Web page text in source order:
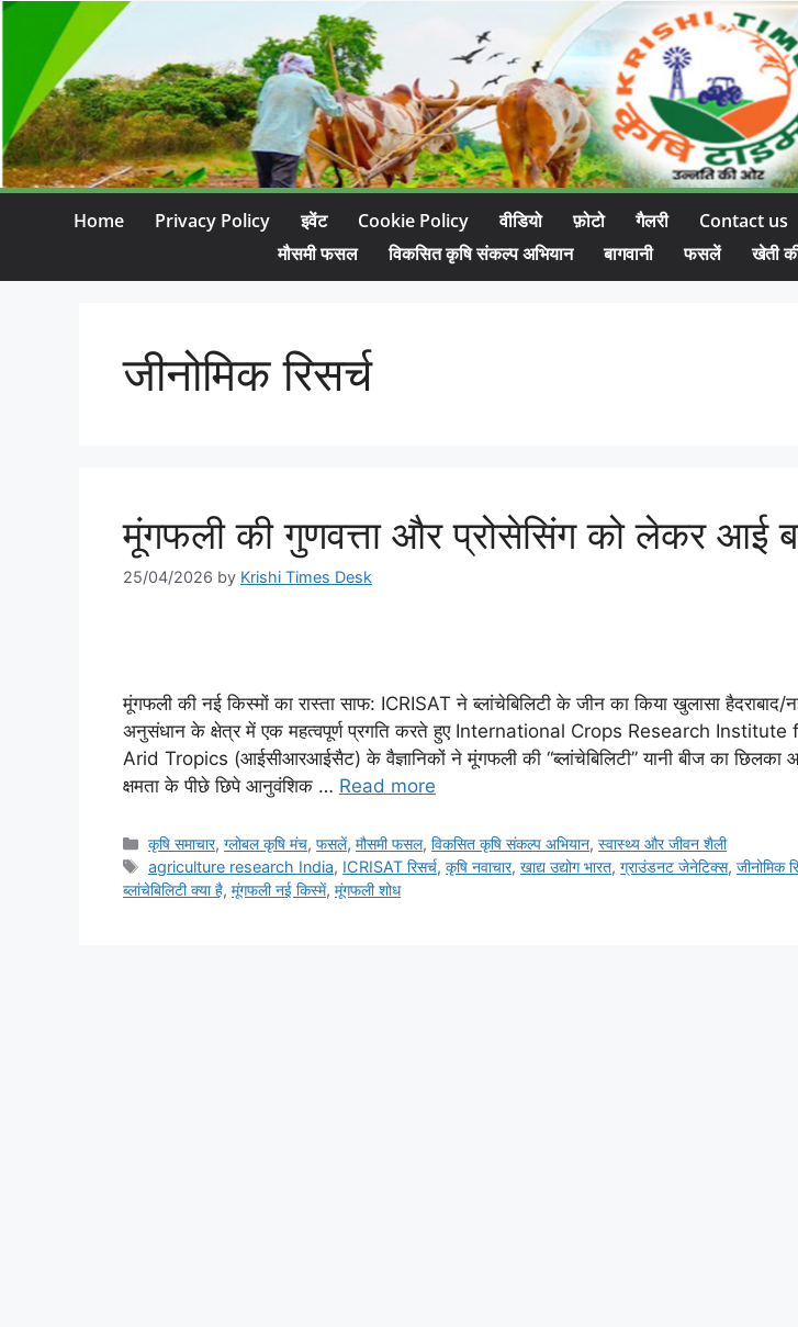
Home Privacy Policy इवेंट Cookie Policy वीडियो फ़ोटो गैलरी Contact us
मौसमी फसल
विकसित कृषि संकल्प अभियान बागवानी फसलें खेती
जीनोमिक रिसर्च
मूंगफली की गुणवत्ता और प्रोसेसिंग को लेकर आई
25/04/2026 by Krishi Times Desk
मूंगफली की नई किस्मों का रास्ता साफ: ICRISAT ने ब्लांचेबिलिटी के जीन का किया खुलासा हैदराबाद/
अनुसंधान के क्षेत्र में एक महत्वपूर्ण प्रगति करते हुए International Crops Research
Arid Tropics (आईसीआरआईसैट) के वैज्ञानिकों ने मूंगफली की “ब्लांचेबिलिटी” यानी बीज का छिलका
क्षमता के पीछे छिपे आनुवंशिक … Read more
कृषि समाचार,ग्लोबल कृषि मंच,फसलें,मौसमी फसल,विकसित कृषि संकल्प अभियान,स्वास्थ्य और जीवन शैली
agriculture research India, ICRISAT रिसर्च,कृषि नवाचार,खाद्य उद्योग भारत,ग्राउंडनट जेनेटिक्स,जीनोमिक
ब्लांचेबिलिटी क्या है, मूंगफली नई किस्में, मूंगफली शोध